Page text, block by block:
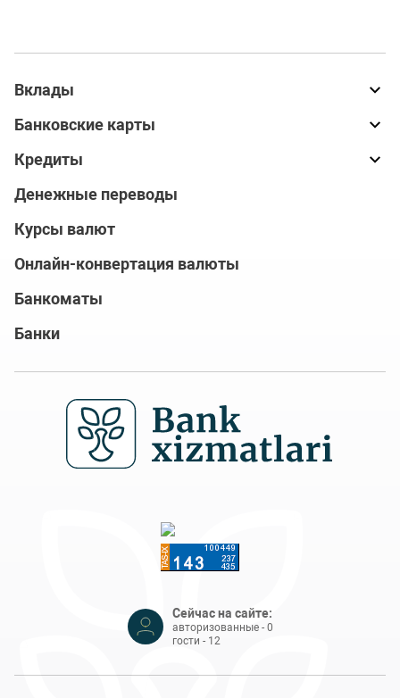
Вклады
Банковские карты
Кредиты
Денежные переводы
Курсы валют
Онлайн-конвертация валюты
Банкоматы
Банки
Сейчас на сайте:
авторизованные - 0
гости - 12